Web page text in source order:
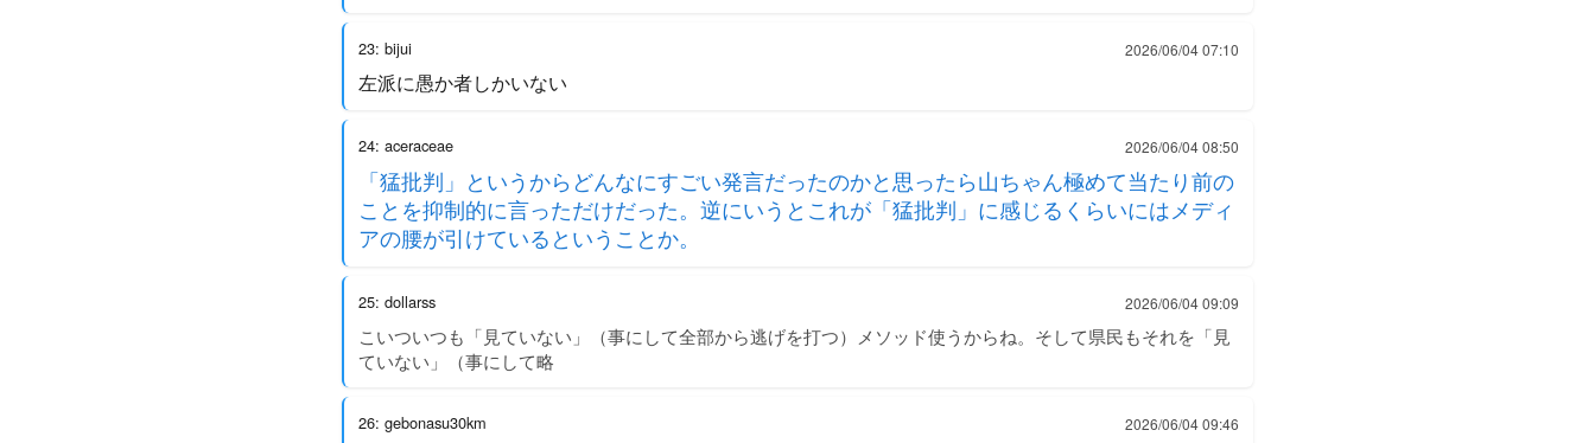
23: bijui 2026/06/04 07:10
左派に愚か者しかいない
24: aceraceae 2026/06/04 08:50
「猛批判」というからどんなにすごい発言だったのかと思ったら山ちゃん極めて当たり前の
ことを抑制的に言っただけだった。逆にいうとこれが「猛批判」に感じるくらいにはメディ
アの腰が引けているということか。
25: dollarss 2026/06/04 09:09
こいついつも「見ていない」（事にして全部から逃げを打つ）メソッド使うからね。そして県民もそれを「見
ていない」（事にして略
26: gebonasu30km 2026/06/04 09:46